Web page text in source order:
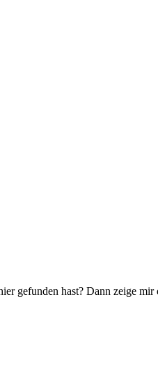
gefunden hast? Dann zeige